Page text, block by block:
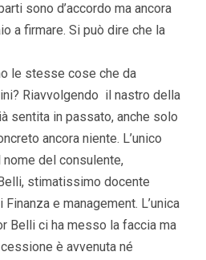
sono d’accordo ma ancora
a firmare. Si può dire che la
le stesse cose che da
Riavvolgendo il nastro della
sentita in passato, anche solo
ancora niente. L’unico
del consulente,
stimatissimo docente
e management. L’unica
Belli ci ha messo la faccia ma
è avvenuta né